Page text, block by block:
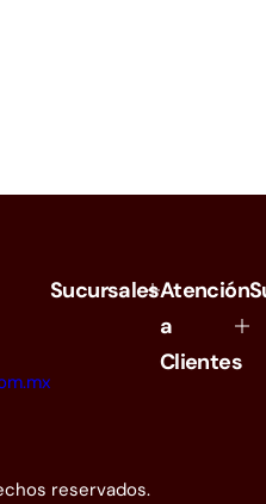
SucursalesAtención
a
Clientes
reservados.